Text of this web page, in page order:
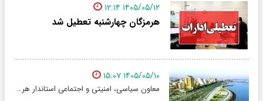
۱۴۰۵/۰۵/۱۲ ۱۲:۱۴
هرمزگان چهارشنبه تعطیل شد
۱۴۰۵/۰۵/۱۰ ۱۵:۰۷
معاون سیاسی، امنیتی و اجتماعی استاندار هرمزگان: